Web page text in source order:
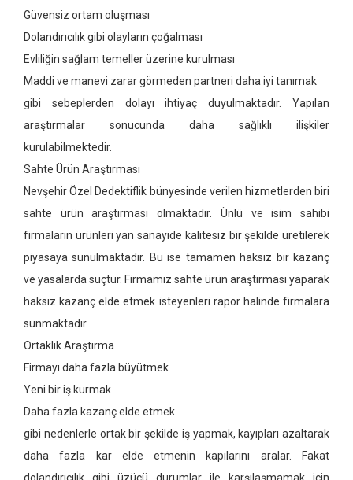
Güvensiz ortam oluşması
Dolandırıcılık gibi olayların çoğalması
Evliliğin sağlam temeller üzerine kurulması
Maddi ve manevi zarar görmeden partneri daha iyi tanımak
gibi sebeplerden dolayı ihtiyaç duyulmaktadır. Yapılan
araştırmalar sonucunda daha sağlıklı ilişkiler
kurulabilmektedir.
Sahte Ürün Araştırması
Nevşehir Özel Dedektiflik bünyesinde verilen hizmetlerden biri
sahte ürün araştırması olmaktadır. Ünlü ve isim sahibi
firmaların ürünleri yan sanayide kalitesiz bir şekilde üretilerek
piyasaya sunulmaktadır. Bu ise tamamen haksız bir kazanç
ve yasalarda suçtur. Firmamız sahte ürün araştırması yaparak
haksız kazanç elde etmek isteyenleri rapor halinde firmalara
sunmaktadır.
Ortaklık Araştırma
Firmayı daha fazla büyütmek
Yeni bir iş kurmak
Daha fazla kazanç elde etmek
gibi nedenlerle ortak bir şekilde iş yapmak, kayıpları azaltarak
daha fazla kar elde etmenin kapılarını aralar. Fakat
dolandırıcılık gibi üzücü durumlar ile karşılaşmamak için